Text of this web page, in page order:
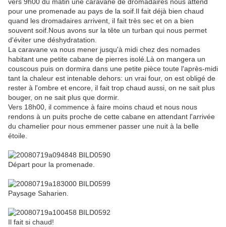
pour une promenade au pays de la soif.Il fait déjà bien chaud
quand les dromadaires arrivent, il fait très sec et on a bien
souvent soif.Nous avons sur la tête un turban qui nous permet
d'éviter une déshydratation.
La caravane va nous mener jusqu'à midi chez des nomades
habitant une petite cabane de pierres isolé.Là on mangera un
couscous puis on dormira dans une petite pièce toute l'après-midi
tant la chaleur est intenable dehors: un vrai four, on est obligé de
rester à l'ombre et encore, il fait trop chaud aussi, on ne sait plus
bouger, on ne sait plus que dormir.
Vers 18h00, il commence à faire moins chaud et nous nous
rendons à un puits proche de cette cabane en attendant l'arrivée
du chamelier pour nous emmener passer une nuit à la belle
étoile.
Départ pour la promenade.
Paysage Saharien.
Il fait si chaud!